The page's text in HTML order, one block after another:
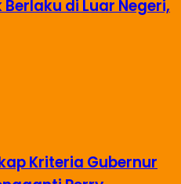
di Luar Negeri,
Kriteria Gubernur